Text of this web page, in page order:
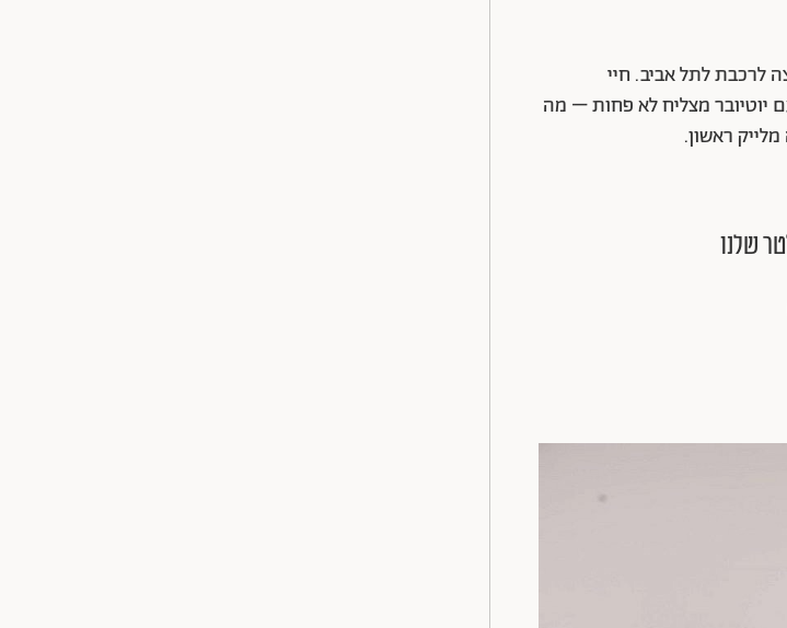
לרכבת לתל אביב. חיי
יוטיובר מצליח לא פחות – מה
ראשון.
שלנו